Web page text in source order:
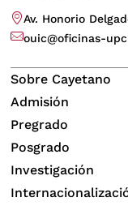
Av. Honorio
ouic@oficinas-
Sobre Cayetano
Admisión
Pregrado
Posgrado
Investigación